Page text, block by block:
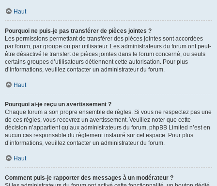
Haut
Pourquoi ne puis-je pas transférer de pièces jointes ?
Les permissions permettant de transférer des pièces jointes sont accordées
par forum, par groupe ou par utilisateur. Les administrateurs du forum ont peut-
être désactivé le transfert de pièces jointes dans le forum concerné, ou seuls
certains groupes d’utilisateurs détiennent cette autorisation. Pour plus
d’informations, veuillez contacter un administrateur du forum.
Haut
Pourquoi ai-je reçu un avertissement ?
Chaque forum a son propre ensemble de règles. Si vous ne respectez pas une
de ces règles, vous recevrez un avertissement. Veuillez noter que cette
décision n’appartient qu’aux administrateurs du forum, phpBB Limited n’est en
aucun cas responsable du règlement instauré sur cet espace. Pour plus
d’informations, veuillez contacter un administrateur du forum.
Haut
Comment puis-je rapporter des messages à un modérateur ?